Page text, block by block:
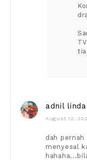
adnil linda
August 12,
dah
menyesal